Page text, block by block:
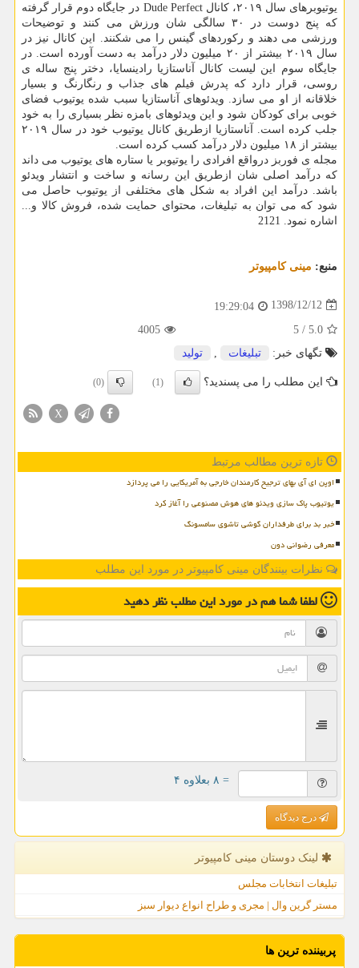
یوتیوبرهای سال ۲۰۱۹، كانال Dude Perfect در جایگاه دوم قرار گرفته
كه پنج دوست در ۳۰ سالگی شان ورزش می كنند و توضیحات
ورزشی می دهند و ركوردهای گینس را می شكنند. این كانال نیز در
سال ۲۰۱۹ بیشتر از ۲۰ میلیون دلار درآمد به دست آورده است. در
جایگاه سوم این لیست كانال آناستازیا رادینسایا، دختر پنج ساله ی
روسی، قرار دارد كه پدرش فیلم های جذاب و رنگارنگ و بسیار
خلاقانه از او می سازد. ویدئوهای آناستازیا سبب شده یوتیوب فضای
خوبی برای كودكان شود و این ویدئوهای بامزه نظر بسیاری را به خود
جلب كرده است. آناستازیا ازطریق كانال یوتیوب خود در سال ۲۰۱۹
بیشتر از ۱۸ میلیون دلار درآمد كسب كرده است.
مجله ی فوربز درواقع افرادی را یوتیوبر یا ستاره های یوتیوب می داند
كه درآمد اصلی شان ازطریق این رسانه و ساخت و انتشار ویدئو
باشد. درآمد این افراد به شكل های مختلفی از یوتیوب حاصل می
شود كه می توان به تبلیغات، محتوای حمایت شده، فروش كالا و...
اشاره نمود. 2121
منبع: مینی كامپیوتر
1398/12/12
19:29:04
5.0
/
5
4005
تگهای خبر:
تبلیغات تولید
این مطلب را می پسندید؟ (1)
(0)
X
تازه ترین مطالب مرتبط
اوپن ای آی بهای ترجیح کارمندان خارجی به آمریکایی را می پردازد
یوتیوب پاک سازی ویدئو های هوش مصنوعی را آغاز کرد
خبر بد برای طرفداران گوشی تاشوی سامسونگ
معرفی رضوانی دون
نظرات بینندگان مینی کامپیوتر در مورد این مطلب
لطفا شما همدر مورد این مطلبنظر دهید
= ۸ بعلاوه ۴
درج دیدگاه
لینک دوستان مینی كامپیوتر
تبلیغات انتخابات مجلس
مستر گرین وال | مجری و طراح انواع دیوار سبز
پربیننده ترین ها